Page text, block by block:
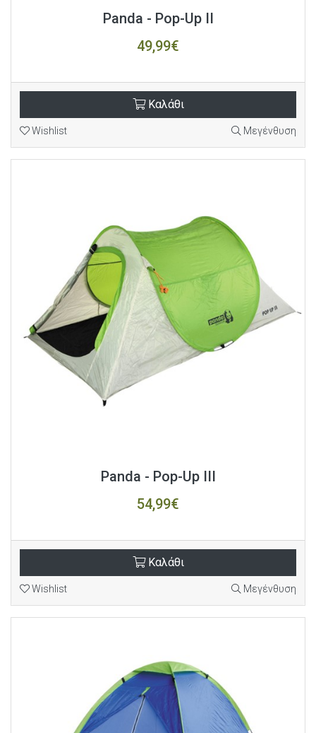
Panda - Pop-Up II
49,99€
Καλάθι
Wishlist Μεγένθυση
Panda - Pop-Up III
54,99€
Καλάθι
Wishlist Μεγένθυση